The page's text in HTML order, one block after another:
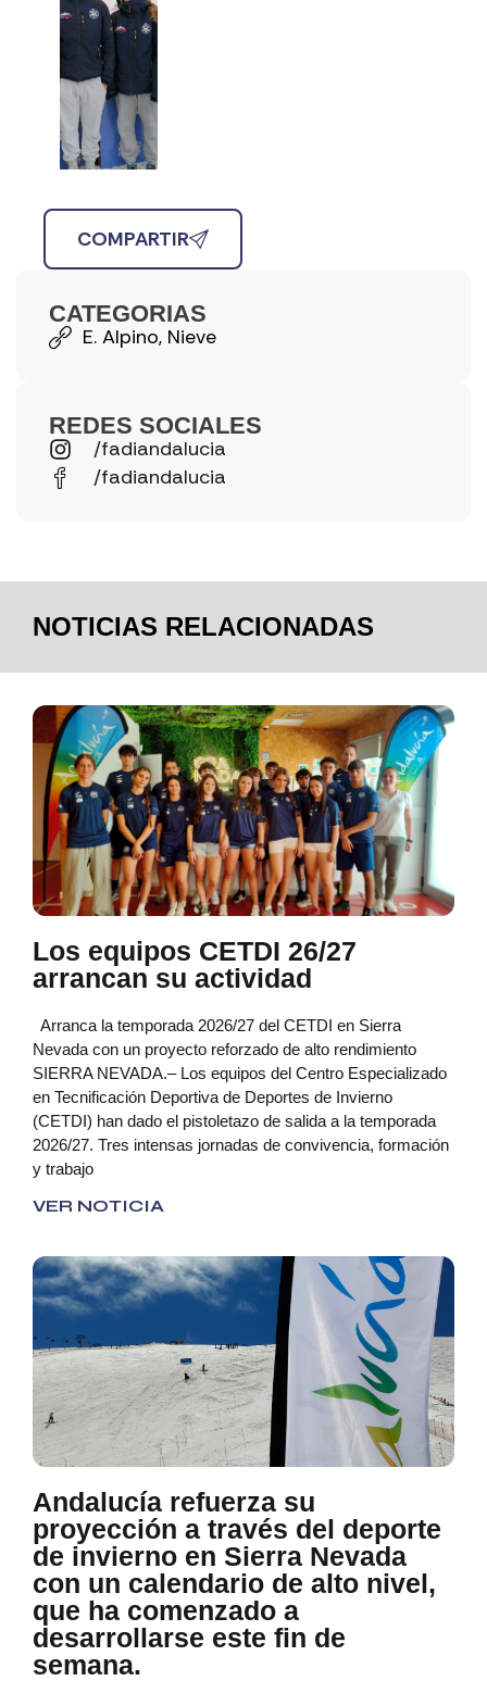
COMPARTIR
CATEGORIAS
E. Alpino, Nieve
REDES SOCIALES
/fadiandalucia
/fadiandalucia
NOTICIAS RELACIONADAS
Los equipos CETDI 26/27
arrancan su actividad
Arranca la temporada 2026/27 del CETDI en Sierra
Nevada con un proyecto reforzado de alto rendimiento
SIERRA NEVADA.– Los equipos del Centro Especializado
en Tecnificación Deportiva de Deportes de Invierno
(CETDI) han dado el pistoletazo de salida a la temporada
2026/27. Tres intensas jornadas de convivencia, formación
y trabajo
VER NOTICIA
Andalucía refuerza su
proyección a través del deporte
de invierno en Sierra Nevada
con un calendario de alto nivel,
que ha comenzado a
desarrollarse este fin de
semana.